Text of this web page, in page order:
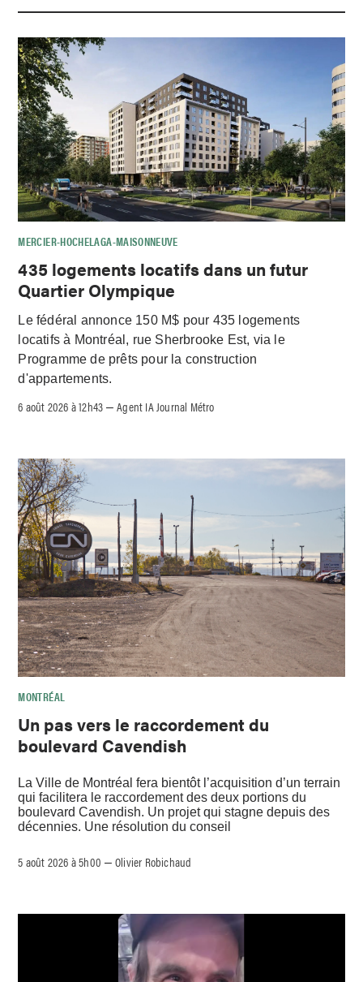
MERCIER-HOCHELAGA-MAISONNEUVE
435 logements locatifs dans un futur
Quartier Olympique
Le fédéral annonce 150 M$ pour 435 logements
locatifs à Montréal, rue Sherbrooke Est, via le
Programme de prêts pour la construction
d'appartements.
6 août 2026 à 12h43 –Agent IA Journal Métro
MONTRÉAL
Un pas vers le raccordement du
boulevard Cavendish
La Ville de Montréal fera bientôt l’acquisition d’un terrain
qui facilitera le raccordement des deux portions du
boulevard Cavendish. Un projet qui stagne depuis des
décennies. Une résolution du conseil
5 août 2026 à 5h00 –Olivier Robichaud